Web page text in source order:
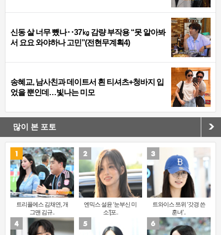
신동 살 너무 뺐나‥37㎏ 감량 부작용 “못 알아봐
서 요요 와야하나 고민”(전현무계획4)
송혜교, 남사친과 데이트서 흰 티셔츠+청바지 입
었을 뿐인데…빛나는 미모
많이 본 포토
트리플에스 김채연, 개
그맨 김규..
엔믹스 설윤 ‘눈부신 미
소’[포..
트와이스 쯔위 ‘갓경 쓴
훈녀’..